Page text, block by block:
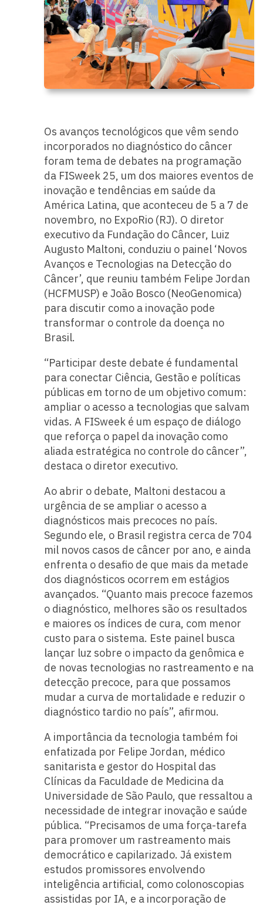
Os avanços tecnológicos que vêm sendo
incorporados no diagnóstico do câncer
foram tema de debates na programação
da FISweek 25, um dos maiores eventos de
inovação e tendências em saúde da
América Latina, que aconteceu de 5 a 7 de
novembro, no ExpoRio (RJ). O diretor
executivo da Fundação do Câncer, Luiz
Augusto Maltoni, conduziu o painel ‘Novos
Avanços e Tecnologias na Detecção do
Câncer’, que reuniu também Felipe Jordan
(HCFMUSP) e João Bosco (NeoGenomica)
para discutir como a inovação pode
transformar o controle da doença no
Brasil.
“Participar deste debate é fundamental
para conectar Ciência, Gestão e políticas
públicas em torno de um objetivo comum:
ampliar o acesso a tecnologias que salvam
vidas. A FISweek é um espaço de diálogo
que reforça o papel da inovação como
aliada estratégica no controle do câncer”,
destaca o diretor executivo.
Ao abrir o debate, Maltoni destacou a
urgência de se ampliar o acesso a
diagnósticos mais precoces no país.
Segundo ele, o Brasil registra cerca de 704
mil novos casos de câncer por ano, e ainda
enfrenta o desafio de que mais da metade
dos diagnósticos ocorrem em estágios
avançados. “Quanto mais precoce fazemos
o diagnóstico, melhores são os resultados
e maiores os índices de cura, com menor
custo para o sistema. Este painel busca
lançar luz sobre o impacto da genômica e
de novas tecnologias no rastreamento e na
detecção precoce, para que possamos
mudar a curva de mortalidade e reduzir o
diagnóstico tardio no país”, afirmou.
A importância da tecnologia também foi
enfatizada por Felipe Jordan, médico
sanitarista e gestor do Hospital das
Clínicas da Faculdade de Medicina da
Universidade de São Paulo, que ressaltou a
necessidade de integrar inovação e saúde
pública. “Precisamos de uma força-tarefa
para promover um rastreamento mais
democrático e capilarizado. Já existem
estudos promissores envolvendo
inteligência artificial, como colonoscopias
assistidas por IA, e a incorporação de